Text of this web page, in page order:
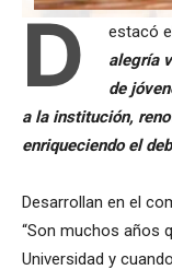
D estacó
alegría
de
a la institución,
enriqueciendo el
Desarrollan en el
“Son muchos años
Universidad y